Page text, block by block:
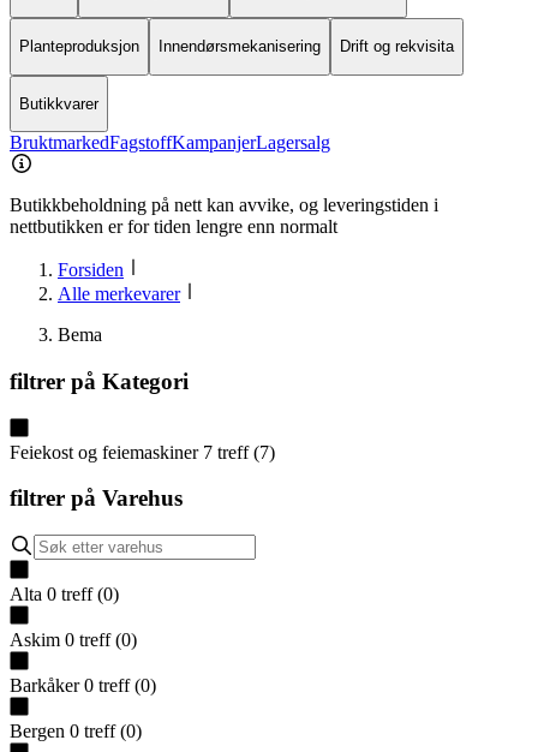
Planteproduksjon Innendørsmekanisering Drift og rekvisita
Butikkvarer
BruktmarkedFagstoffKampanjerLagersalg
Butikkbeholdning på nett kan avvike, og leveringstiden i
nettbutikken er for tiden lengre enn normalt
Forsiden
Alle merkevarer
Bema
filtrer på Kategori
Feiekost og feiemaskiner 7 treff (7)
filtrer på Varehus
Alta 0 treff (0)
Askim 0 treff (0)
Barkåker 0 treff (0)
Bergen 0 treff (0)